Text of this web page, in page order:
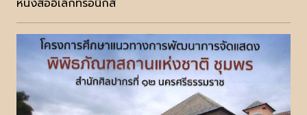
หนังสืออิเล็กทรอนิกส์